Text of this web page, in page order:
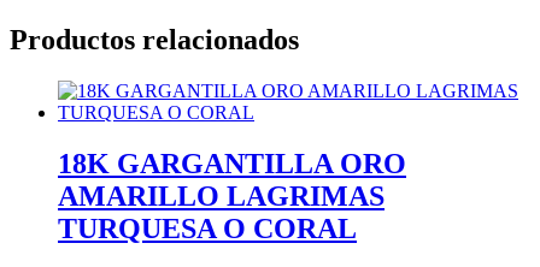
Productos relacionados
18K GARGANTILLA ORO
AMARILLO LAGRIMAS
TURQUESA O CORAL